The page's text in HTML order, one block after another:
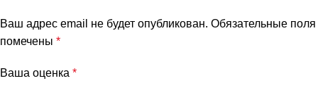
Ваш адрес email не будет опубликован. Обязательные поля
помечены *
Ваша оценка *